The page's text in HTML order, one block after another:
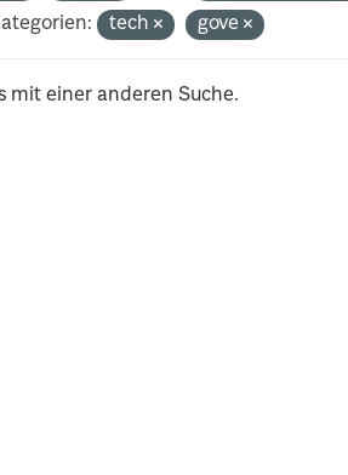
tech gove
mit einer anderen Suche.